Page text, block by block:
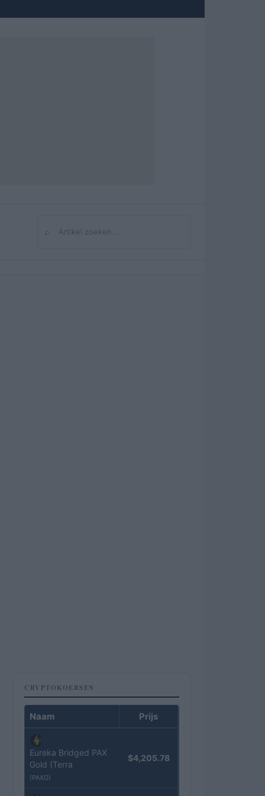
Zoeken
CRYPTOKOERSEN
Naam Prijs
Eureka Bridged PAX
Gold (Terra
(PAXG)
$4,205.78